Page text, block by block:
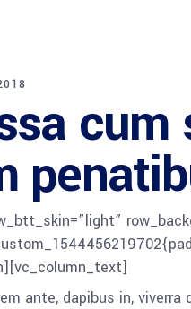
ante, dapibus in,